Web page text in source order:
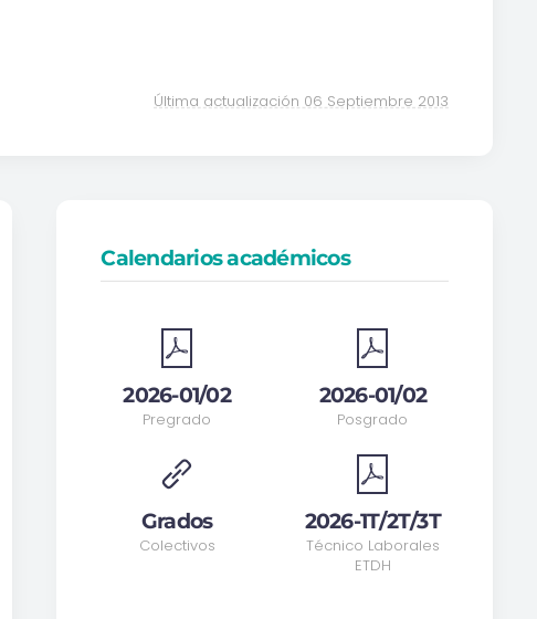
Última actualización 06 Septiembre 2013
Calendarios académicos
2026-01/02
Pregrado
Grados
Colectivos
2026-01/02
Posgrado
2026-1T/2T/3T
Técnico Laborales
ETDH